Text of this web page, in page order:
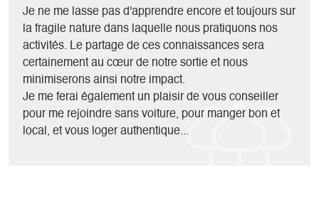
Encore deux longueurs d'escalade au soleil retrouvé et
nous débouchons à proximité des sommets des rochers du
Parquet.
Sur le chemin qui nous ramène au Pas de l'Aiguille puis au
départ, nous pourrons apprécier l'ambiance bucolique
retrouvée et contempler une dernière fois notre incroyable
faille depuis le plateau.
Je ne me lasse pas d'apprendre encore et toujours sur
la fragile nature dans laquelle nous pratiquons nos
activités. Le partage de ces connaissances sera
certainement au cœur de notre sortie et nous
minimiserons ainsi notre impact.
Je me ferai également un plaisir de vous conseiller
pour me rejoindre sans voiture, pour manger bon et
local, et vous loger authentique...